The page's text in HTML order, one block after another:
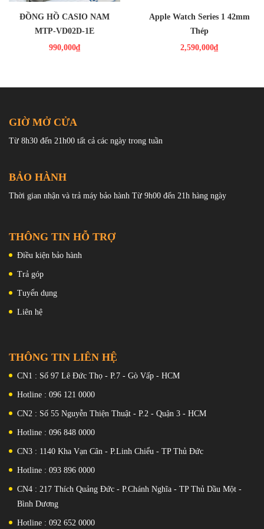
Store.
Khi mua sản phẩm tại
ưu đãi từ thẻ mua hàng đến đầy đủ các loại quà tặng. Mời bạn ghé
Kích thước mặt đồng hồ: 39mm
Độ dày: 8.9mm
Chức năng: Hiển thị giờ, phút, giây,
ngày, lịch thứ, đèn LED
ĐỒNG HỒ CASIO NAM
MTP-VD02D-1E
990,000₫
Apple Watch Series 1 42mm
Thép
2,590,000₫
GIỜ MỞ CỬA
Từ 8h30 đến 21h00 tất cả các ngày trong tuần
BẢO HÀNH
Thời gian nhận và trả máy bảo hành Từ 9h00 đến 21h hàng ngày
THÔNG TIN HỖ TRỢ
Điều kiện bảo hành
Trả góp
Tuyển dụng
Liên hệ
THÔNG TIN LIÊN HỆ
CN1 : Số 97 Lê Đức Thọ - P.7 - Gò Vấp - HCM
Hotline : 096 121 0000
CN2 : Số 55 Nguyễn Thiện Thuật - P.2 - Quận 3 - HCM
Hotline : 096 848 0000
CN3 : 1140 Kha Vạn Cân - P.Linh Chiểu - TP Thủ Đức
Hotline : 093 896 0000
CN4 : 217 Thích Quảng Đức - P.Chánh Nghĩa - TP Thủ Dầu Một -
Bình Dương
Hotline : 092 652 0000